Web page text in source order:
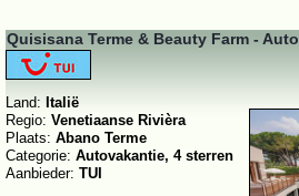
Quisisana Terme & Beauty Farm -
Land: Italië
Regio: Venetiaanse Rivièra
Plaats: Abano Terme
Categorie: Autovakantie, 4 sterren
Aanbieder: TUI